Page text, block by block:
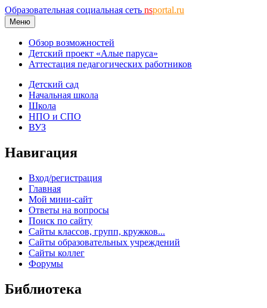
Образовательная социальная сеть nsportal.ru
Меню
Обзор возможностей
Детский проект «Алые паруса»
Аттестация педагогических работников
Детский сад
Начальная школа
Школа
НПО и СПО
ВУЗ
Навигация
Вход/регистрация
Главная
Мой мини-сайт
Ответы на вопросы
Поиск по сайту
Сайты классов, групп, кружков...
Сайты образовательных учреждений
Сайты коллег
Форумы
Библиотека